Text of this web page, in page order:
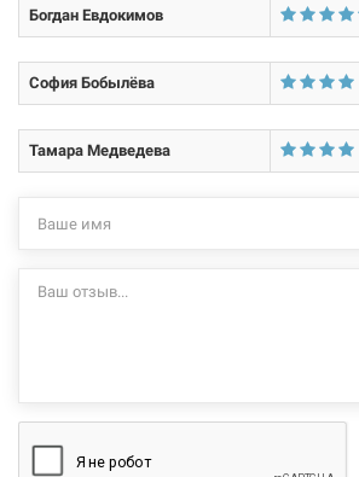
Богдан Евдокимов
София Бобылёва
Тамара Медведева